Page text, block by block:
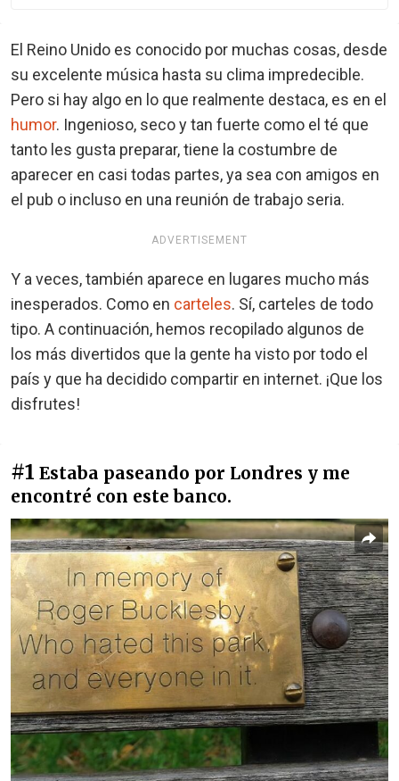
El Reino Unido es conocido por muchas cosas, desde
su excelente música hasta su clima impredecible.
Pero si hay algo en lo que realmente destaca, es en el
humor. Ingenioso, seco y tan fuerte como el té que
tanto les gusta preparar, tiene la costumbre de
aparecer en casi todas partes, ya sea con amigos en
el pub o incluso en una reunión de trabajo seria.
ADVERTISEMENT
Y a veces, también aparece en lugares mucho más
inesperados. Como en carteles. Sí, carteles de todo
tipo. A continuación, hemos recopilado algunos de
los más divertidos que la gente ha visto por todo el
país y que ha decidido compartir en internet. ¡Que los
disfrutes!
#1 Estaba paseando por Londres y me
encontré con este banco.